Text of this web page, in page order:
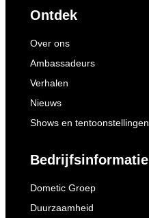
Ontdek
Over ons
Ambassadeurs
Verhalen
Nieuws
Shows en tentoonstellingen
Bedrijfsinformatie
Dometic Groep
Duurzaamheid